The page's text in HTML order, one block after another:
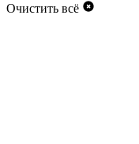
Очистить всё